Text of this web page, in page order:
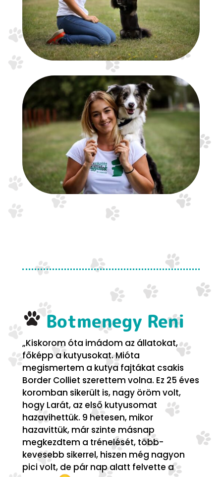
Botmenegy Reni
„Kiskorom óta imádom az állatokat,
főképp a kutyusokat. Mióta
megismertem a kutya fajtákat csakis
Border Colliet szerettem volna. Ez 25 éves
koromban sikerült is, nagy öröm volt,
hogy Larát, az első kutyusomat
hazavihettük. 9 hetesen, mikor
hazavittük, már szinte másnap
megkezdtem a trénelését, több-
kevesebb sikerrel, hiszen még nagyon
pici volt, de pár nap alatt felvette a